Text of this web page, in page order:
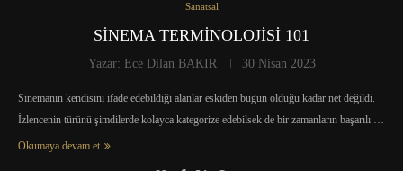
Sanatsal
SİNEMA TERMİNOLOJİSİ 101
Yazar: Ece Dilan BAKIR 30 Nisan 2023
Sinemanın kendisini ifade edebildiği alanlar eskiden bugün olduğu kadar net değildi.
İzlencenin türünü şimdilerde kolayca kategorize edebilsek de bir zamanların başarılı …
Okumaya devam et